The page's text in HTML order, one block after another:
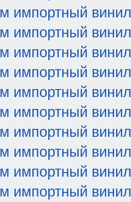
импортный винил
импортный винил
импортный винил
импортный винил
импортный винил
импортный винил
импортный винил
импортный винил
импортный винил
импортный винил